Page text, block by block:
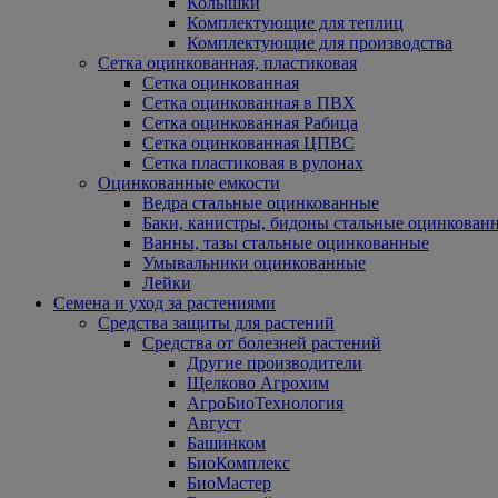
Комплектующие для теплиц
Комплектующие для производства
Сетка оцинкованная, пластиковая
Сетка оцинкованная
Сетка оцинкованная в ПВХ
Сетка оцинкованная Рабица
Сетка оцинкованная ЦПВС
Сетка пластиковая в рулонах
Оцинкованные емкости
Ведра стальные оцинкованные
Баки, канистры, бидоны стальные
Ванны, тазы стальные оцинкованные
Умывальники оцинкованные
Лейки
Семена и уход за растениями
Средства защиты для растений
Средства от болезней растений
Другие производители
Щелково Агрохим
АгроБиоТехнология
Август
Башинком
БиоКомплекс
БиоМастер